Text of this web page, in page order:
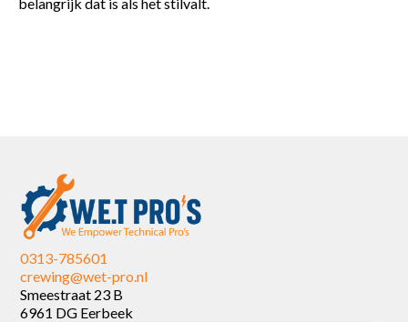
0313-785601
crewing@wet-pro.nl
Smeestraat 23 B
6961 DG Eerbeek